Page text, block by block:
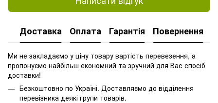
Доставка Оплата Гарантія Повернення
Ми не закладаємо у ціну товару вартість перевезення, а
пропонуємо найбільш економний та зручний для Вас спосіб
доставки!
Безкоштовно по Україні. Доставляємо до відділення
перевізника деякі групи товарів.